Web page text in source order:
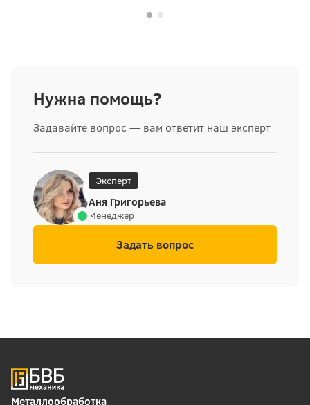
Нужна помощь?
Задавайте вопрос — вам ответит наш эксперт
Эксперт
Аня Григорьева
Менеджер
Задать вопрос
Металлообработка